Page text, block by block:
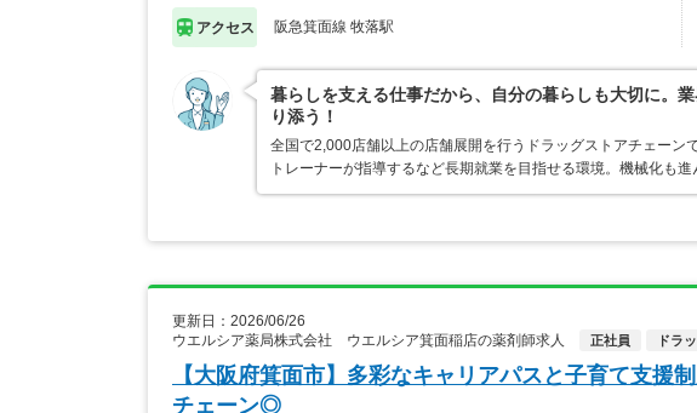
アクセス 阪急箕面線 牧落駅
暮らしを支える仕事だから、自分の暮らしも大切に。
り添う！
全国で2,000店舗以上の店舗展開を行うドラッグストアチェーン
トレーナーが指導するなど長期就業を目指せる環境。機械化も
更新日：2026/06/26
ウエルシア薬局株式会社 ウエルシア箕面稲店の薬剤師求人
正社員 ドラ
【大阪府箕面市】多彩なキャリアパスと子育て支援
チェーン◎